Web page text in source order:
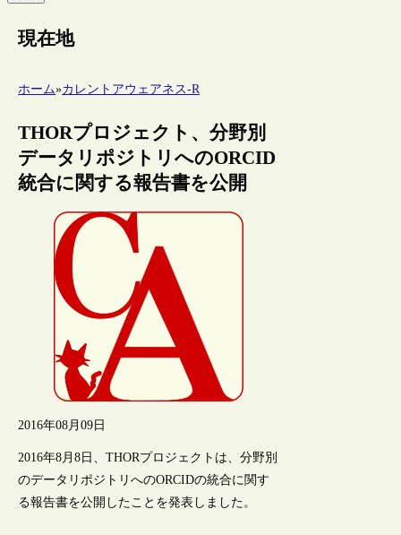
現在地
ホーム»カレントアウェアネス-R
THORプロジェクト、分野別
データリポジトリへのORCID
統合に関する報告書を公開
2016年08月09日
2016年8月8日、THORプロジェクトは、分野別
のデータリポジトリへのORCIDの統合に関す
る報告書を公開したことを発表しました。